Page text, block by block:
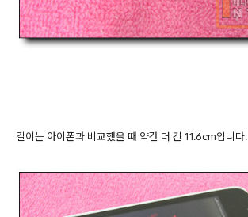
길이는 아이폰과 비교했을 때 약간 더 긴 11.6cm입니다.